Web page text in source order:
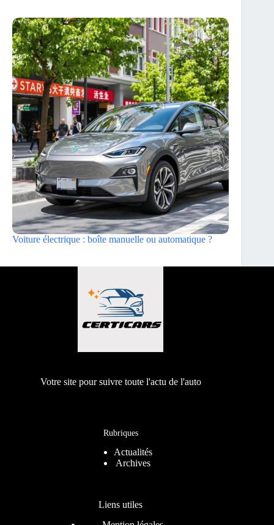
Voiture électrique : boîte manuelle ou automatique ?
Votre site pour suivre toute l'actu de l'auto
Rubriques
Actualités
Archives
Liens utiles